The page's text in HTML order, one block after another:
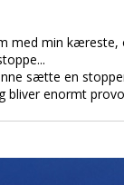
med min
sætte en
bliver enormt